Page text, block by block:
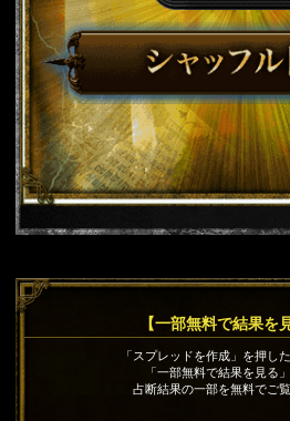
【一部無料で結果を
「スプレッドを作成」を押し
「一部無料で結果を見る
占断結果の一部を無料でご覧